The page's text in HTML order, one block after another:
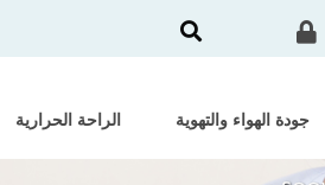
جودة الهواء والتهوية الراحة الحرارية